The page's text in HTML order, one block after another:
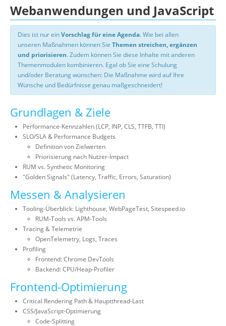
Webanwendungen und JavaScript
Dies ist nur einVorschlag für eine Agenda. Wie bei allen
unseren Maßnahmen können Sie Themen streichen, ergänzen
und priorisieren. Zudem können Sie diese Inhalte mit anderen
Themenmodulen kombinieren. Egal ob Sie eine Schulung
und/oder Beratung wünschen: Die Maßnahme wird auf Ihre
Wünsche und Bedürfnisse genau maßgeschneidert!
Grundlagen & Ziele
Performance-Kennzahlen (LCP, INP, CLS, TTFB, TTI)
SLO/SLA & Performance Budgets
Definition von Zielwerten
Priorisierung nach Nutzer-Impact
RUM vs. Synthetic Monitoring
"Golden Signals" (Latency, Traffic, Errors, Saturation)
Messen & Analysieren
Tooling-Überblick: Lighthouse, WebPageTest, Sitespeed.io
RUM-Tools vs. APM-Tools
Tracing & Telemetrie
OpenTelemetry, Logs, Traces
Profiling
Frontend: Chrome DevTools
Backend: CPU/Heap-Profiler
Frontend-Optimierung
Critical Rendering Path & Hauptthread-Last
CSS/JavaScript-Optimierung
Code-Splitting